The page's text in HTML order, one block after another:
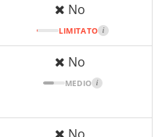
No
LIMITATO i
No
MEDIO i